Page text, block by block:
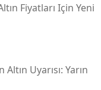
Fiyatları Için Yeni
Uyarısı: Yarın